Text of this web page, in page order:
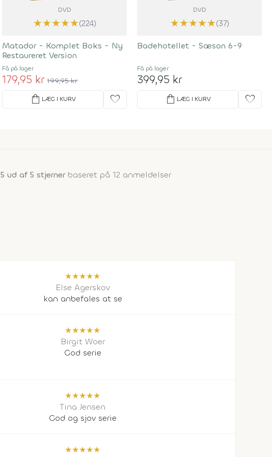
DVD
★★★★★(224)
Matador - Komplet Boks - Ny
Restaureret Version
Få på lager
179,95 kr 199,95 kr
shopping_bag LÆG I KURV favorite
DVD
★★★★★(37)
Badehotellet - Sæson 6-9
Få på lager
399,95 kr
shopping_bag LÆG I KURV favorite
5 ud af 5 stjernerbaseret på 12 anmeldelser
★★★★★
Else Agerskov
kan anbefales at se
★★★★★
Birgit Woer
God serie
★★★★★
Tina Jensen
God og sjov serie
★★★★★